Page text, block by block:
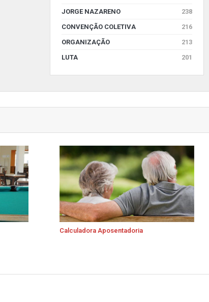
JORGE NAZARENO
238
CONVENÇÃO COLETIVA
216
ORGANIZAÇÃO
213
LUTA
201
Calculadora Aposentadoria